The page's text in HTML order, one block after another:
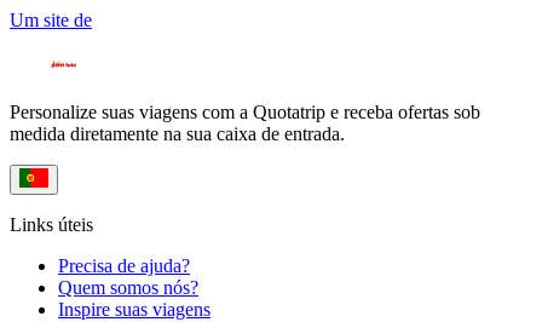
Um site de
Personalize suas viagens com a Quotatrip e receba ofertas sob
medida diretamente na sua caixa de entrada.
Links úteis
Precisa de ajuda?
Quem somos nós?
Inspire suas viagens